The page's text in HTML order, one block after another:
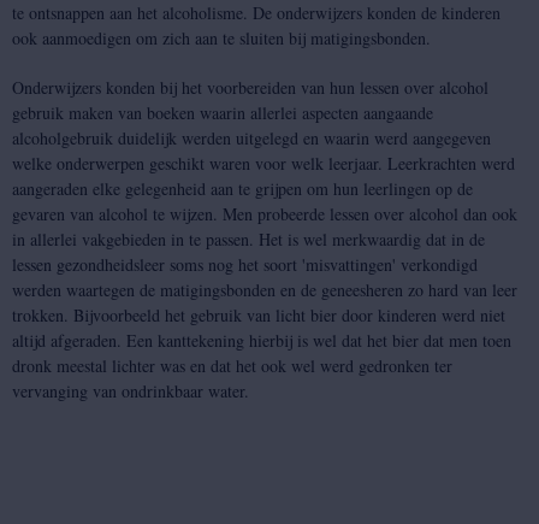
te ontsnappen aan het alcoholisme. De onderwijzers konden de kinderen
ook aanmoedigen om zich aan te sluiten bij matigingsbonden.
Onderwijzers konden bij het voorbereiden van hun lessen over alcohol
gebruik maken van boeken waarin allerlei aspecten aangaande
alcoholgebruik duidelijk werden uitgelegd en waarin werd aangegeven
welke onderwerpen geschikt waren voor welk leerjaar. Leerkrachten werd
aangeraden elke gelegenheid aan te grijpen om hun leerlingen op de
gevaren van alcohol te wijzen. Men probeerde lessen over alcohol dan ook
in allerlei vakgebieden in te passen. Het is wel merkwaardig dat in de
lessen gezondheidsleer soms nog het soort 'misvattingen' verkondigd
werden waartegen de matigingsbonden en de geneesheren zo hard van leer
trokken. Bijvoorbeeld het gebruik van licht bier door kinderen werd niet
altijd afgeraden. Een kanttekening hierbij is wel dat het bier dat men toen
dronk meestal lichter was en dat het ook wel werd gedronken ter
vervanging van ondrinkbaar water.